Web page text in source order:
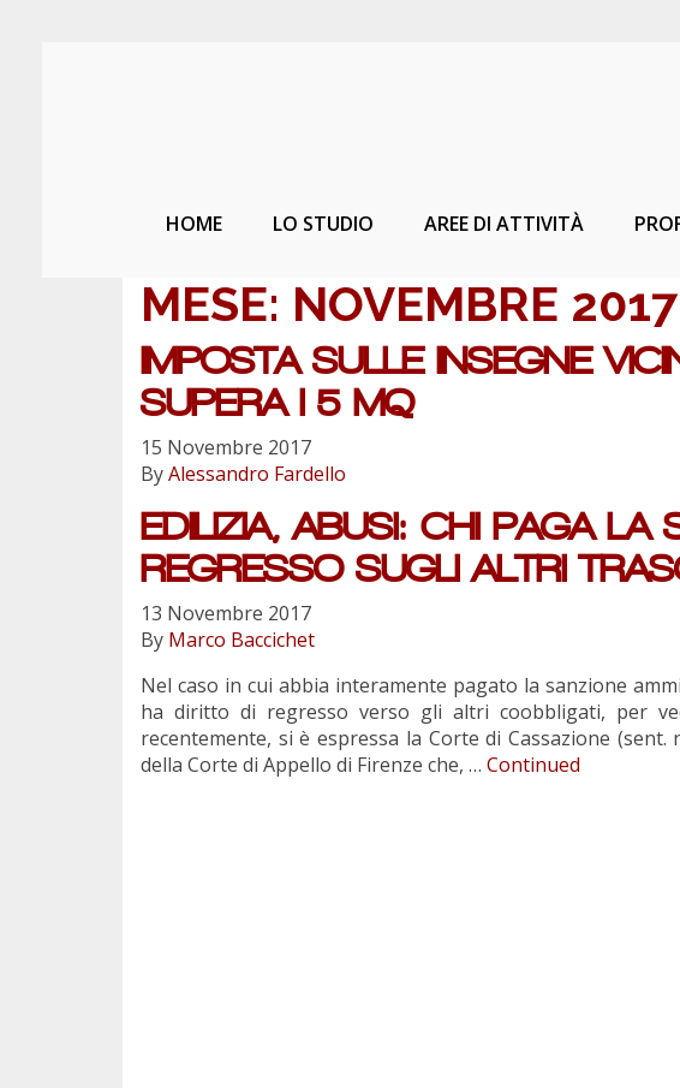
HOME LO STUDIO AREE DI ATTIVITÀ
MESE: NOVEMBRE 2017
IMPOSTA SULLE INSEGNE
SUPERA I 5 MQ
15 Novembre 2017
ByAlessandro Fardello
EDILIZIA, ABUSI: CHI PAGA LA
REGRESSO SUGLI ALTRI
13 Novembre 2017
By Marco Baccichet
Nel caso in cui abbia interamente pagato la sanzione
ha diritto di regresso verso gli altri coobbligati, per
recentemente, si è espressa la Corte di Cassazione
della Corte di Appello di Firenze che, … Continued